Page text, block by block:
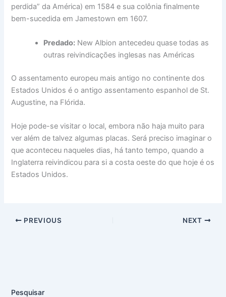
perdida” da América) em 1584 e sua colônia finalmente
bem-sucedida em Jamestown em 1607.
Predado: New Albion antecedeu quase todas as
outras reivindicações inglesas nas Américas
O assentamento europeu mais antigo no continente dos
Estados Unidos é o antigo assentamento espanhol de St.
Augustine, na Flórida.
Hoje pode-se visitar o local, embora não haja muito para
ver além de talvez algumas placas. Será preciso imaginar o
que aconteceu naqueles dias, há tanto tempo, quando a
Inglaterra reivindicou para si a costa oeste do que hoje é os
Estados Unidos.
PREVIOUS NEXT
Pesquisar